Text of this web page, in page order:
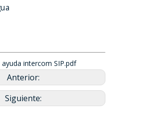
intercom SIP.pdf
Anterior:
Siguiente: